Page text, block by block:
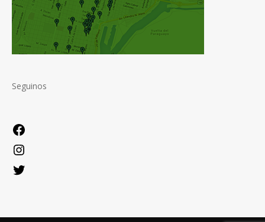
Seguinos